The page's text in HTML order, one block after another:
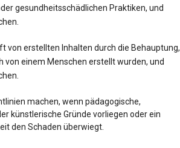
gesundheitsschädlichen Praktiken, und
von erstellten Inhalten durch die Behauptung,
von einem Menschen erstellt wurden, und
machen, wenn pädagogische,
künstlerische Gründe vorliegen oder ein
den Schaden überwiegt.